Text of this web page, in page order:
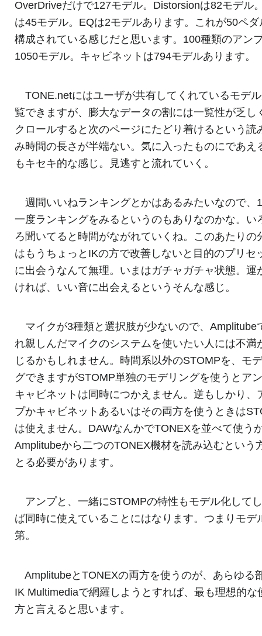
OverDriveだけで127モデル。Distorsionは82モデル
は45モデル。EQは2モデルあります。これが50ペダ
構成されている感じだと思います。100種類のアン
1050モデル。キャビネットは794モデルあります。
TONE.netにはユーザが共有してくれているモデ
覧できますが、膨大なデータの割には一覧性が乏し
クロールすると次のページにたどり着けるという読
み時間の長さが半端ない。気に入ったものにであえ
もキセキ的な感じ。見逃すと流れていく。
週間いいねランキングとかはあるみたいなので、
一度ランキングをみるというのもありなのかな。い
ろ聞いてると時間がながれていくね。このあたりの
はもうちょっとIKの方で改善しないと目的のプリセ
に出会うなんて無理。いまはガチャガチャ状態。運
ければ、いい音に出会えるというそんな感じ。
マイクが3種類と選択肢が少ないので、Amplitube
れ親しんだマイクのシステムを使いたい人には不満
じるかもしれません。時間系以外のSTOMPを、モ
グできますがSTOMP単独のモデリングを使うとア
キャビネットは同時につかえません。逆もしかり、
プかキャビネットあるいはその両方を使うときは
は使えません。DAWなんかでTONEXを並べて使う
Amplitubeから二つのTONEX機材を読み込むという
とる必要があります。
アンプと、一緒にSTOMPの特性もモデル化して
ば同時に使えていることにはなります。つまりモデ
第。
AmplitubeとTONEXの両方を使うのが、あらゆる
IK Multimediaで網羅しようとすれば、最も理想的な
方と言えると思います。